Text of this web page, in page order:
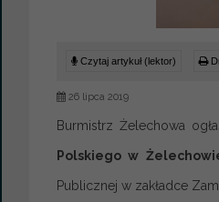
Czytaj artykuł (lektor)
26 lipca 2019
Burmistrz Żelechowa
Polskiego w
Publicznej w zakładce